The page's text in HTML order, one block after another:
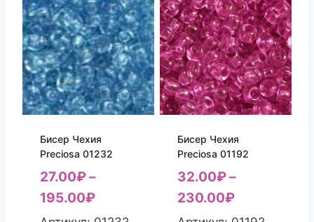
Бисер Чехия
Preciosa 01232
27.00₽–
195.00₽
Бисер Чехия
Preciosa 01192
32.00₽–
230.00₽